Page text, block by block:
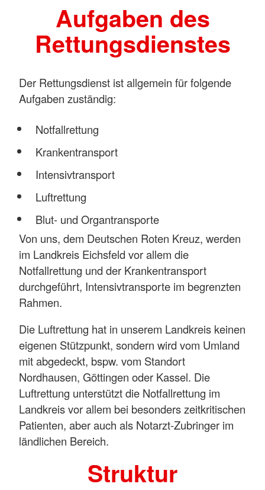
Aufgaben des
Rettungsdienstes
Der Rettungsdienst ist allgemein für folgende
Aufgaben zuständig:
Notfallrettung
Krankentransport
Intensivtransport
Luftrettung
Blut- und Organtransporte
Von uns, dem Deutschen Roten Kreuz, werden
im Landkreis Eichsfeld vor allem die
Notfallrettung und der Krankentransport
durchgeführt, Intensivtransporte im begrenzten
Rahmen.
Die Luftrettung hat in unserem Landkreis keinen
eigenen Stützpunkt, sondern wird vom Umland
mit abgedeckt, bspw. vom Standort
Nordhausen, Göttingen oder Kassel. Die
Luftrettung unterstützt die Notfallrettung im
Landkreis vor allem bei besonders zeitkritischen
Patienten, aber auch als Notarzt-Zubringer im
ländlichen Bereich.
Struktur